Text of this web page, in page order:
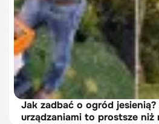
Jak zadbać o ogród
urządzaniami to prostsze niż